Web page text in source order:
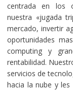
centrada en los
nuestra «jugada
mercado, invertir
oportunidades
computing y
rentabilidad.
servicios de
hacia la nube y